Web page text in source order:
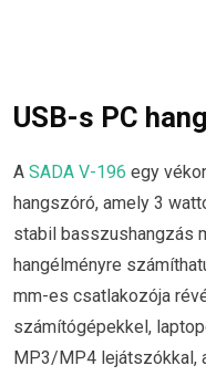
USB-s PC
A SADA V-196 egy
hangszóró, amely 3
stabil basszushangzás
hangélményre
mm-es csatlakozója
számítógépekkel,
MP3/MP4 lejátszókkal,